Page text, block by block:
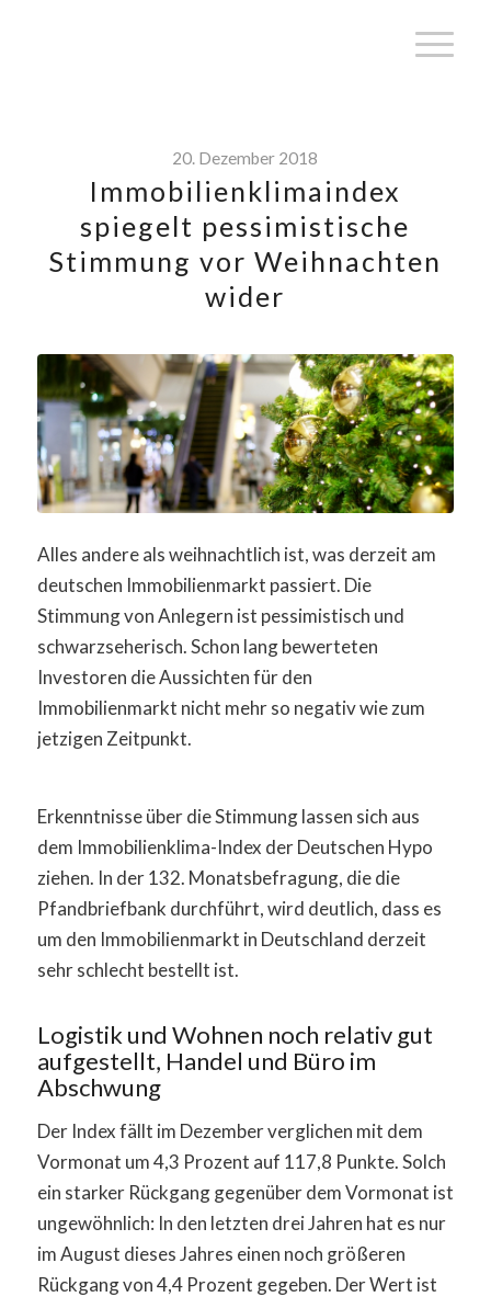
20. Dezember 2018
Immobilienklimaindex
spiegelt pessimistische
Stimmung vor Weihnachten
wider
Alles andere als weihnachtlich ist, was derzeit am
deutschen Immobilienmarkt passiert. Die
Stimmung von Anlegern ist pessimistisch und
schwarzseherisch. Schon lang bewerteten
Investoren die Aussichten für den
Immobilienmarkt nicht mehr so negativ wie zum
jetzigen Zeitpunkt.
Erkenntnisse über die Stimmung lassen sich aus
dem Immobilienklima-Index der Deutschen Hypo
ziehen. In der 132. Monatsbefragung, die die
Pfandbriefbank durchführt, wird deutlich, dass es
um den Immobilienmarkt in Deutschland derzeit
sehr schlecht bestellt ist.
Logistik und Wohnen noch relativ gut
aufgestellt, Handel und Büro im
Abschwung
Der Index fällt im Dezember verglichen mit dem
Vormonat um 4,3 Prozent auf 117,8 Punkte. Solch
ein starker Rückgang gegenüber dem Vormonat ist
ungewöhnlich: In den letzten drei Jahren hat es nur
im August dieses Jahres einen noch größeren
Rückgang von 4,4 Prozent gegeben. Der Wert ist